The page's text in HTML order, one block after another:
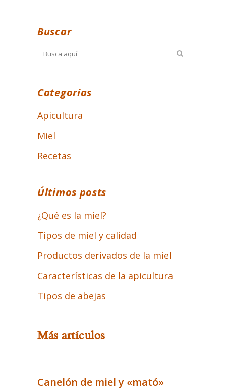
Buscar
Categorías
Apicultura
Miel
Recetas
Últimos posts
¿Qué es la miel?
Tipos de miel y calidad
Productos derivados de la miel
Características de la apicultura
Tipos de abejas
Más artículos
Canelón de miel y «mató»